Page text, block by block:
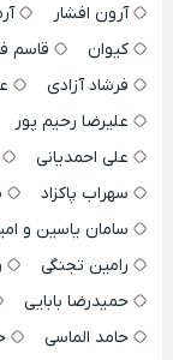
آرون افشار
کیوان
قاسم
فرشاد آزادی
علیرضا رحیم پور
علی احمدیانی
سهراب پاکزاد
سامان یاسین و
رامین تجنگی
حمیدرضا بابایی
حامد الماسی